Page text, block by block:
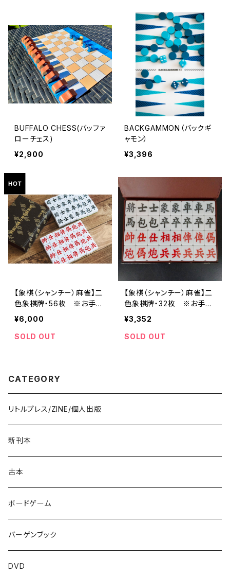
BUFFALO CHESS(バッファ
ローチェス)
¥2,900
BACKGAMMON（バックギ
ャモン）
¥3,396
【象棋（シャンチー）麻雀】二
色象棋牌・56枚 ※お手製
のルールブック付き
¥6,000
SOLD OUT
【象棋（シャンチー）麻雀】二
色象棋牌・32枚 ※お手製
のルールブック付き
¥3,352
SOLD OUT
CATEGORY
リトルプレス/ZINE/個人出版
新刊本
古本
ボードゲーム
バーゲンブック
DVD